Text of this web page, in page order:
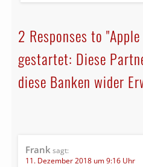
2 Responses to
gestartet: Diese
diese Banken wider
Frank sagt:
11. Dezember 2018 um 9:16 Uhr